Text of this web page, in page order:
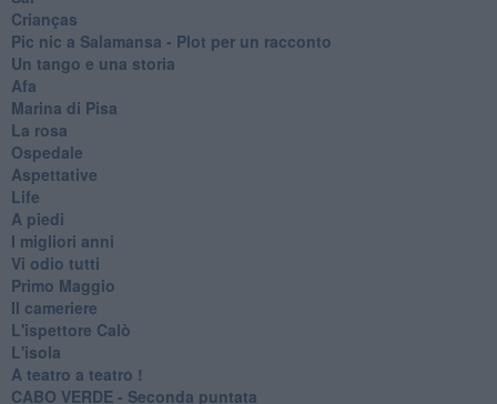
Crianças
Pic nic a Salamansa - Plot per un racconto
Un tango e una storia
Afa
Marina di Pisa
La rosa
Ospedale
Aspettative
Life
A piedi
I migliori anni
Vi odio tutti
Primo Maggio
Il cameriere
L'ispettore Calò
L'isola
A teatro a teatro !
CABO VERDE - Seconda puntata